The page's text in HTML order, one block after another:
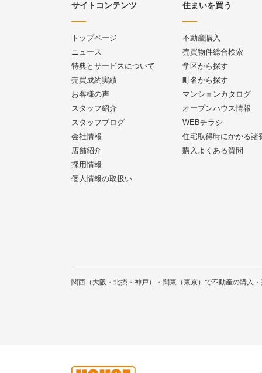
サイトコンテンツ
トップページ
ニュース
特典とサービスについて
売買成約実績
お客様の声
スタッフ紹介
スタッフブログ
会社情報
店舗紹介
採用情報
個人情報の取扱い
住まいを買う
不動産購入
売買物件総合検索
学区から探す
町名から探す
マンションカタログ
オープンハウス情報
WEBチラシ
住宅取得時にかかる諸
購入よくある質問
関西（大阪・北摂・神戸）・関東（東京）で不動産の購入